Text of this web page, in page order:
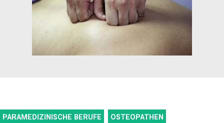
PARAMEDIZINISCHE BERUFE OSTEOPATHEN